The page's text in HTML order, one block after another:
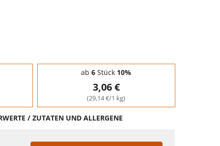
ab 6 Stück 10%
3,06 €
(29,14 €/1 kg)
/ ZUTATEN UND ALLERGENE